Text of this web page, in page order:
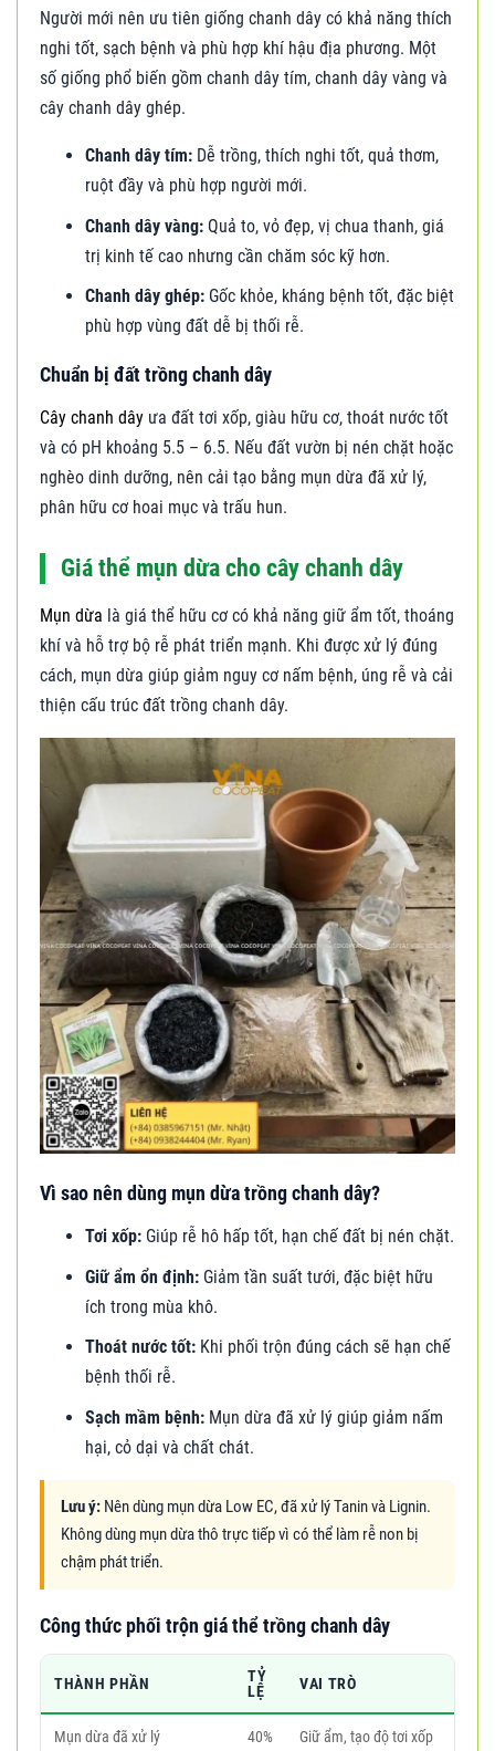
Người mới nên ưu tiên giống chanh dây có khả năng thích
nghi tốt, sạch bệnh và phù hợp khí hậu địa phương. Một
số giống phổ biến gồm chanh dây tím, chanh dây vàng và
cây chanh dây ghép.
Chanh dây tím:Dễ trồng, thích nghi tốt, quả thơm,
ruột đầy và phù hợp người mới.
Chanh dây vàng:Quả to, vỏ đẹp, vị chua thanh, giá
trị kinh tế cao nhưng cần chăm sóc kỹ hơn.
Chanh dây ghép:Gốc khỏe, kháng bệnh tốt, đặc biệt
phù hợp vùng đất dễ bị thối rễ.
Chuẩn bị đất trồng chanh dây
Cây chanh dây ưa đất tơi xốp, giàu hữu cơ, thoát nước tốt
và có pH khoảng 5.5 – 6.5. Nếu đất vườn bị nén chặt hoặc
nghèo dinh dưỡng, nên cải tạo bằng mụn dừa đã xử lý,
phân hữu cơ hoai mục và trấu hun.
Giá thể mụn dừa cho cây chanh dây
Mụn dừa là giá thể hữu cơ có khả năng giữ ẩm tốt, thoáng
khí và hỗ trợ bộ rễ phát triển mạnh. Khi được xử lý đúng
cách, mụn dừa giúp giảm nguy cơ nấm bệnh, úng rễ và cải
thiện cấu trúc đất trồng chanh dây.
Vì sao nên dùng mụn dừa trồng chanh dây?
Tơi xốp:Giúp rễ hô hấp tốt, hạn chế đất bị nén chặt.
Giữ ẩm ổn định:Giảm tần suất tưới, đặc biệt hữu
ích trong mùa khô.
Thoát nước tốt:Khi phối trộn đúng cách sẽ hạn chế
bệnh thối rễ.
Sạch mầm bệnh:Mụn dừa đã xử lý giúp giảm nấm
hại, cỏ dại và chất chát.
Lưu ý: Nên dùng mụn dừa Low EC, đã xử lý Tanin và Lignin.
Không dùng mụn dừa thô trực tiếp vì có thể làm rễ non bị
chậm phát triển.
Công thức phối trộn giá thể trồng chanh dây
THÀNH PHẦN
TỶ
LỆ
VAI TRÒ
Mụn dừa đã xử lý 40% Giữ ẩm, tạo độ tơi xốp